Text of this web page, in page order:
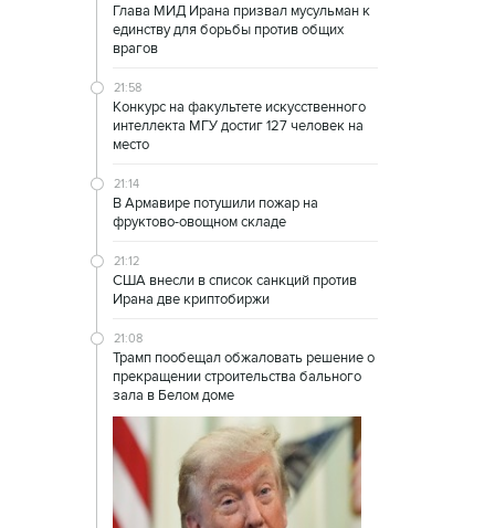
Глава МИД Ирана призвал мусульман к
единству для борьбы против общих
врагов
21:58
Конкурс на факультете искусственного
интеллекта МГУ достиг 127 человек на
место
21:14
В Армавире потушили пожар на
фруктово-овощном складе
21:12
США внесли в список санкций против
Ирана две криптобиржи
21:08
Трамп пообещал обжаловать решение о
прекращении строительства бального
зала в Белом доме